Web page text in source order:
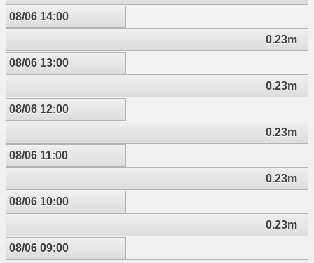
08/06 14:00
0.23m
08/06 13:00
0.23m
08/06 12:00
0.23m
08/06 11:00
0.23m
08/06 10:00
0.23m
08/06 09:00